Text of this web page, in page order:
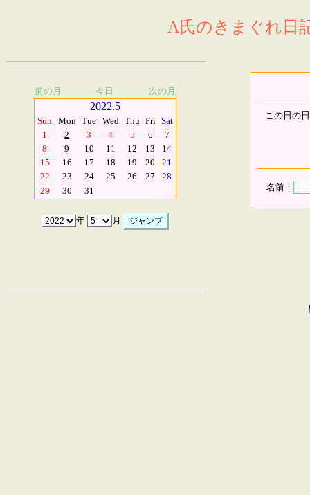
A氏のきまぐれ日
前の月 今日 次の月
2022.5
Sun Mon Tue Wed Thu Fri Sat
1
2 3 4 5 6
7
8
9 10 11 12 13
14
15
16 17 18 19 20
21
22
23 24 25 26 27
28
29
30 31
年 月
この日の
名前：